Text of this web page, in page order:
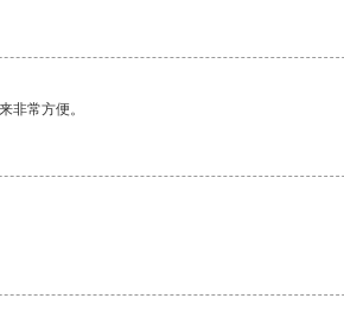
非常方便。